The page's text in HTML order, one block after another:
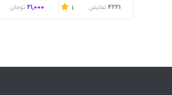
4221 نمایش 1
21,000 تومان